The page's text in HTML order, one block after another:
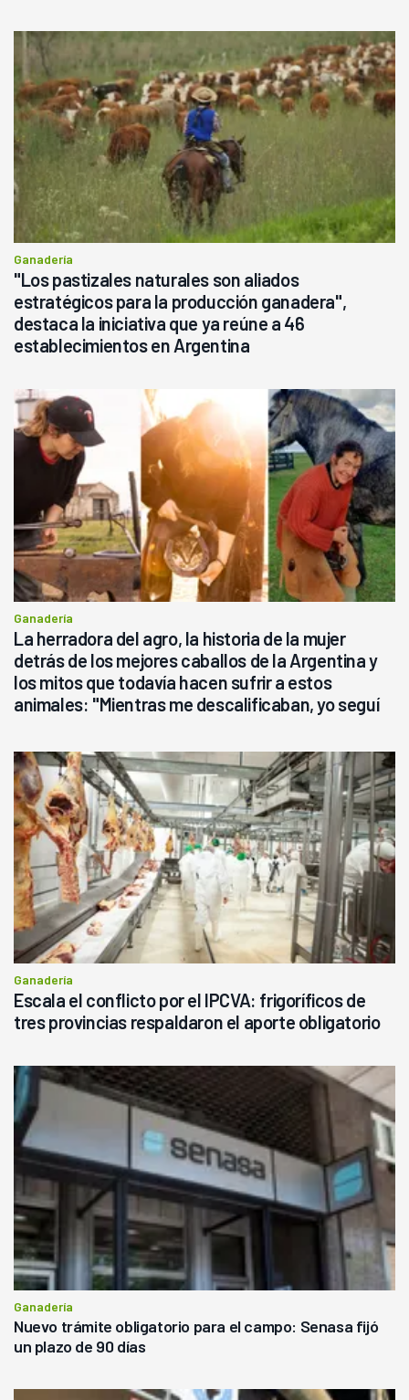
Ganadería
"Los pastizales naturales son aliados
estratégicos para la producción ganadera",
destaca la iniciativa que ya reúne a 46
establecimientos en Argentina
Ganadería
La herradora del agro, la historia de la mujer
detrás de los mejores caballos de la Argentina y
los mitos que todavía hacen sufrir a estos
animales: "Mientras me descalificaban, yo seguí
Ganadería
Escala el conflicto por el IPCVA: frigoríficos de
tres provincias respaldaron el aporte obligatorio
Ganadería
Nuevo trámite obligatorio para el campo: Senasa fijó
un plazo de 90 días